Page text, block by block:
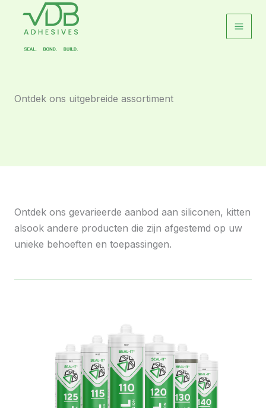
Ontdek ons uitgebreide assortiment
Ontdek ons gevarieerde aanbod aan siliconen, kitten
alsook andere producten die zijn afgestemd op uw
unieke behoeften en toepassingen.